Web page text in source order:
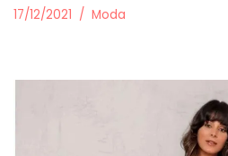
17/12/2021 Moda